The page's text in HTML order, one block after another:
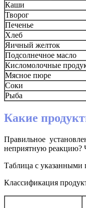
Каши
Творог
Печенье
Хлеб
Яичный желток
Подсолнечное масло
Кисломолочные
Мясное пюре
Соки
Рыба
Какие
Правильное
неприятную реакцию?
Таблица с указанными
Классификация